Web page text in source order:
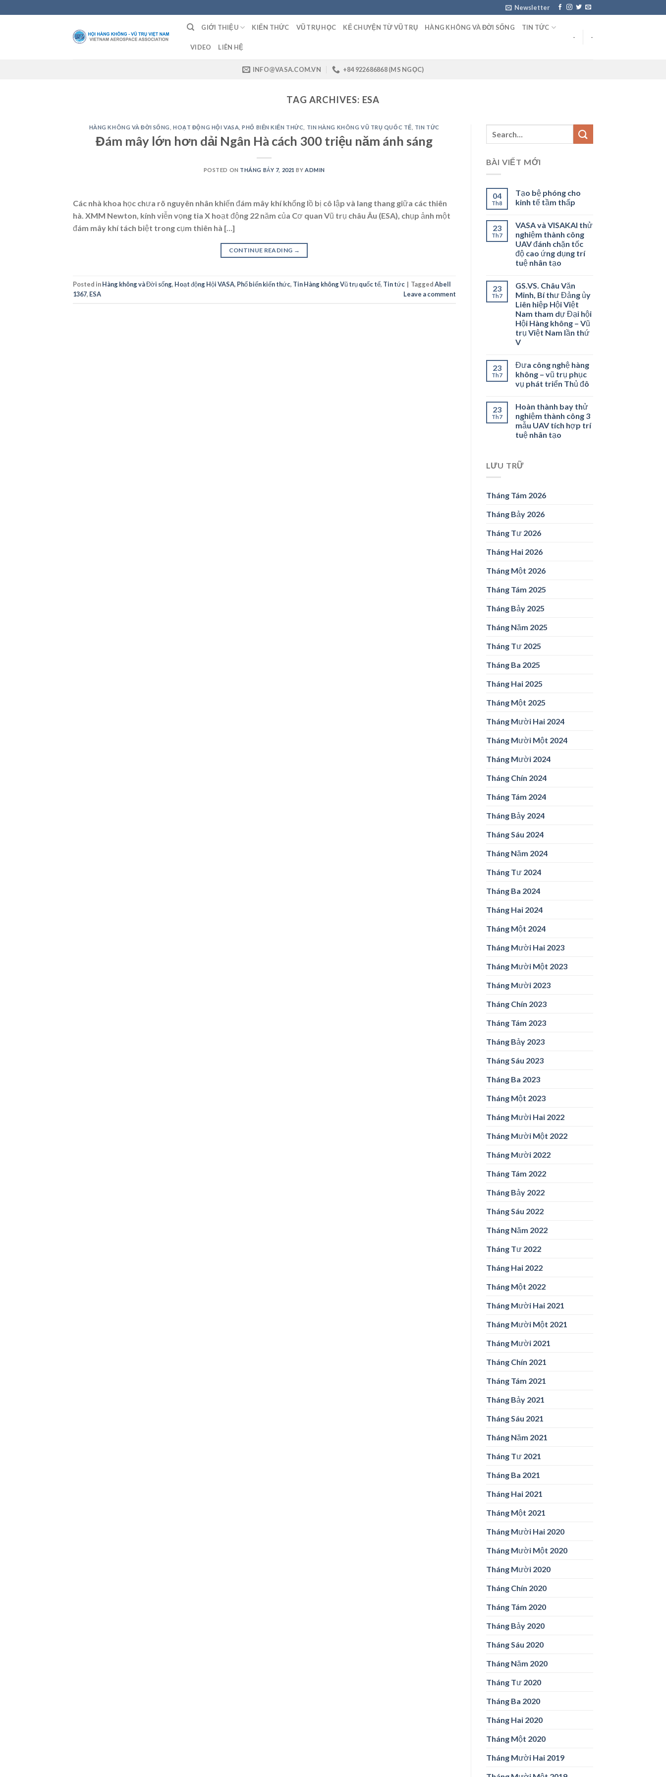
to
Newsletter
GIỚI THIỆU KIẾN THỨC VŨ TRỤ HỌC KỂ CHUYỆN TỪ VŨ TRỤ HÀNG KHÔNG VÀ ĐỜI SỐNG TIN TỨC
VIDEO LIÊN HỆ
- -
INFO@VASA.COM.VN +84 922686868 (MS NGỌC)
TAG ARCHIVES: ESA
HÀNG KHÔNG VÀ ĐỜI SỐNG ,HOẠT ĐỘNG HỘI VASA ,PHỔ BIẾN KIẾN THỨC TIN HÀNG KHÔNG VŨ TRỤ QUỐC TẾ TIN TỨC
Đám mây lớn hơn dải Ngân Hà cách 300 triệu năm ánh sáng
POSTED ON THÁNG BẢY 7, 2021 BYADMIN
Các nhà khoa học chưa rõ nguyên nhân khiến đám mây khí khổng lồ bị cô lập và lang thang giữa các thiên
hà. XMM Newton, kính viễn vọng tia X hoạt động 22 năm của Cơ quan Vũ trụ châu Âu (ESA), chụp ảnh một
đám mây khí tách biệt trong cụm thiên hà […]
CONTINUE READING →
Posted inHàng không và Đời sống, Hoạt động Hội VASA, Phổ biến kiến thức, Tin Hàng không Vũ trụ quốc tế, Tin tức | TaggedAbell
1367, ESA Leave a comment
BÀI VIẾT MỚI
04
Th8
Tạo bệ phóng cho
kinh tế tầm thấp
23
Th7
VASA và VISAKAI thử
nghiệm thành công
UAV đánh chặn tốc
độ cao ứng dụng trí
tuệ nhân tạo
23
Th7
GS.VS. Châu Văn
Minh, Bí thư Đảng ủy
Liên hiệp Hội Việt
Nam tham dự Đại hội
Hội Hàng không – Vũ
trụ Việt Nam lần thứ
V
23
Th7
Đưa công nghệ hàng
không – vũ trụ phục
vụ phát triển Thủ đô
23
Th7
Hoàn thành bay thử
nghiệm thành công 3
mẫu UAV tích hợp trí
tuệ nhân tạo
LƯU TRỮ
Tháng Tám 2026
Tháng Bảy 2026
Tháng Tư 2026
Tháng Hai 2026
Tháng Một 2026
Tháng Tám 2025
Tháng Bảy 2025
Tháng Năm 2025
Tháng Tư 2025
Tháng Ba 2025
Tháng Hai 2025
Tháng Một 2025
Tháng Mười Hai 2024
Tháng Mười Một 2024
Tháng Mười 2024
Tháng Chín 2024
Tháng Tám 2024
Tháng Bảy 2024
Tháng Sáu 2024
Tháng Năm 2024
Tháng Tư 2024
Tháng Ba 2024
Tháng Hai 2024
Tháng Một 2024
Tháng Mười Hai 2023
Tháng Mười Một 2023
Tháng Mười 2023
Tháng Chín 2023
Tháng Tám 2023
Tháng Bảy 2023
Tháng Sáu 2023
Tháng Ba 2023
Tháng Một 2023
Tháng Mười Hai 2022
Tháng Mười Một 2022
Tháng Mười 2022
Tháng Tám 2022
Tháng Bảy 2022
Tháng Sáu 2022
Tháng Năm 2022
Tháng Tư 2022
Tháng Hai 2022
Tháng Một 2022
Tháng Mười Hai 2021
Tháng Mười Một 2021
Tháng Mười 2021
Tháng Chín 2021
Tháng Tám 2021
Tháng Bảy 2021
Tháng Sáu 2021
Tháng Năm 2021
Tháng Tư 2021
Tháng Ba 2021
Tháng Hai 2021
Tháng Một 2021
Tháng Mười Hai 2020
Tháng Mười Một 2020
Tháng Mười 2020
Tháng Chín 2020
Tháng Tám 2020
Tháng Bảy 2020
Tháng Sáu 2020
Tháng Năm 2020
Tháng Tư 2020
Tháng Ba 2020
Tháng Hai 2020
Tháng Một 2020
Tháng Mười Hai 2019